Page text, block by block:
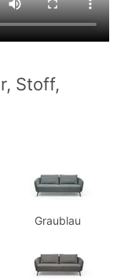
Stoff,
Graublau